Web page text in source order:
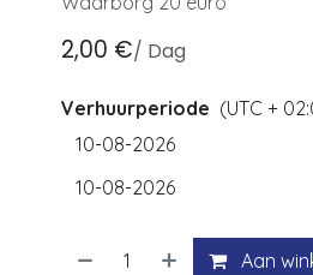
2,00 €/ Dag
Verhuurperiode (UTC +
Aan